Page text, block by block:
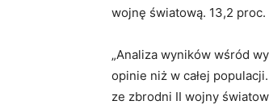
wojnę światową. 13,2 proc.
„Analiza wyników wśród
opinie niż w całej
ze zbrodni II wojny